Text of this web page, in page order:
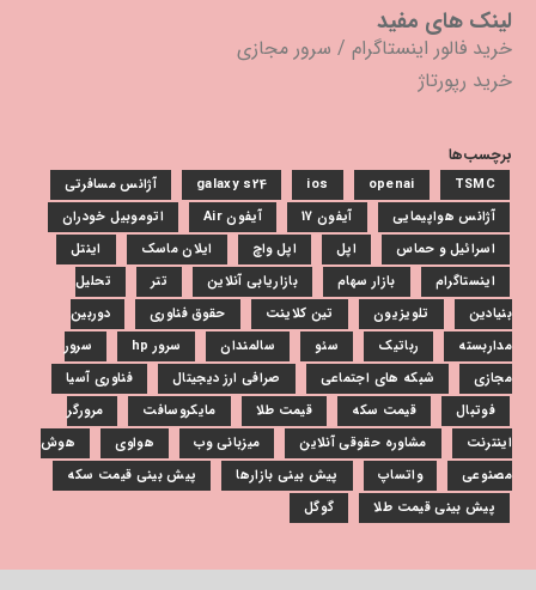
لینک های مفید
خرید فالور اینستاگرام / سرور مجازی
خرید رپورتاژ
برچسب‌ها
galaxy s24 ios openai TSMC
آژانس مسافرتی
آژانس هواپیمایی
آیفون 17 آیفون Air
اتوموبیل خودران
اسرائیل و حماس
اپل اپل واچ ایلان ماسک
اینتل
اینستاگرام
بازار سهام بازاریابی آنلاین تتر
تحلیل
بنیادین
تلویزیون تین کلاینت حقوق فناوری
دوربین
مداربسته
رباتیک سئو سالمندان سرور hp
سرور
مجازی
شبکه های اجتماعی صرافی ارز دیجیتال
فناوری آسیا
فوتبال
قیمت سکه قیمت طلا مایکروسافت
مرورگر
اینترنت
مشاوره حقوقی آنلاین میزبانی وب هواوی
هوش
مصنوعی
واتساپ پیش بینی بازارها
پیش بینی قیمت سکه
پیش بینی قیمت طلا
گوگل